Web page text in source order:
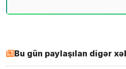
Bu gün paylaşılan digər